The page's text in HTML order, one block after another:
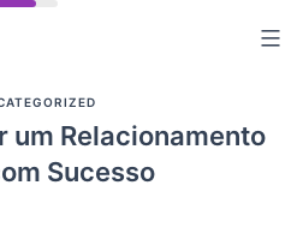
um Relacionamento
Sucesso